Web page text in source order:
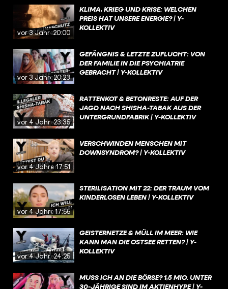
vor 3 Jahren20:00
KLIMA, KRIEG UND KRISE: WELCHEN
PREIS HAT UNSERE ENERGIE? | Y-
KOLLEKTIV
vor 3 Jahren20:23
GEFÄNGNIS & LETZTE ZUFLUCHT: VON
DER FAMILIE IN DIE PSYCHIATRIE
GEBRACHT | Y-KOLLEKTIV
vor 4 Jahren23:35
RATTENKOT & BETONRESTE: AUF DER
JAGD NACH SHISHA-TABAK AUS DER
UNTERGRUNDFABRIK | Y-KOLLEKTIV
vor 4 Jahren17:51
VERSCHWINDEN MENSCHEN MIT
DOWNSYNDROM? | Y-KOLLEKTIV
vor 4 Jahren17:55
STERILISATION MIT 22: DER TRAUM VOM
KINDERLOSEN LEBEN | Y-KOLLEKTIV
vor 4 Jahren24:25
GEISTERNETZE & MÜLL IM MEER: WIE
KANN MAN DIE OSTSEE RETTEN? | Y-
KOLLEKTIV
MUSS ICH AN DIE BÖRSE? 1,5 MIO. UNTER
30-JÄHRIGE SIND IM AKTIENHYPE | Y-